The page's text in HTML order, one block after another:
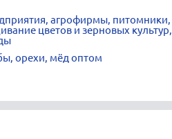
агрофирмы, питомники,
цветов и зерновых культур,
орехи, мёд оптом